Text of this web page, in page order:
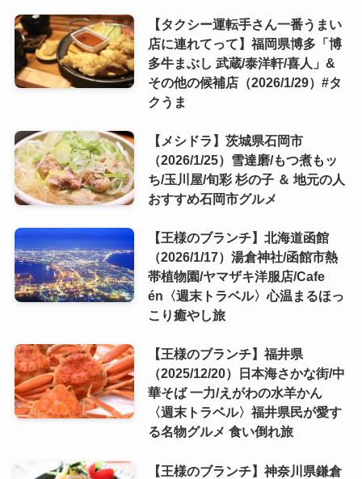
【タクシー運転手さん一番うまい
店に連れてって】福岡県博多「博
多牛まぶし 武蔵/泰洋軒/喜人」&
その他の候補店（2026/1/29）#タ
クうま
【メシドラ】茨城県石岡市
（2026/1/25）雪達磨/もつ煮もッ
ち/玉川屋/旬彩 杉の子 ＆ 地元の人
おすすめ石岡市グルメ
【王様のブランチ】北海道函館
（2026/1/17）湯倉神社/函館市熱
帯植物園/ヤマザキ洋服店/Cafe
én〈週末トラベル〉心温まるほっ
こり癒やし旅
【王様のブランチ】福井県
（2025/12/20）日本海さかな街/中
華そば 一力/えがわの水羊かん
〈週末トラベル〉福井県民が愛す
る名物グルメ 食い倒れ旅
【王様のブランチ】神奈川県鎌倉